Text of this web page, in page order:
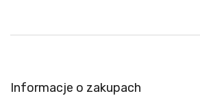
Informacje o zakupach